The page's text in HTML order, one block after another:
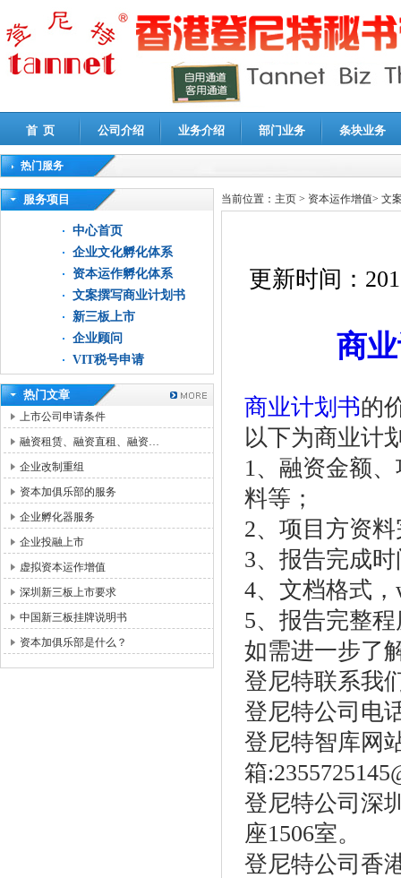
首 页 公司介绍 业务介绍 部门业务 条块业务
热门服务
高新技术企业认定审计|企业所得税汇算清缴申报鉴证
服务项目
中心首页
企业文化孵化体系
资本运作孵化体系
文案撰写商业计划书
新三板上市
企业顾问
VIT税号申请
热门文章
上市公司申请条件
融资租赁、融资直租、融资…
企业改制重组
资本加俱乐部的服务
企业孵化器服务
企业投融上市
虚拟资本运作增值
深圳新三板上市要求
中国新三板挂牌说明书
资本加俱乐部是什么？
当前位置： 主页 > 资本运作增值> 文
更新时间：
商
商业计划书的
以下为商业计
1、融资金额
料等；
2、项目方资
3、报告完成
4、文档格式
5、报告完整
如需进一步了
登尼特联系我
登尼特公司电
登尼特智库网
箱
登尼特公司深
座1506室。
登尼特公司香